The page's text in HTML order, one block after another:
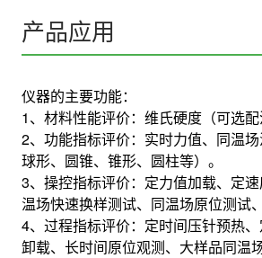
产品应用
仪器的主要功能：
1、材料性能评价：维氏硬度（可选
2、功能指标评价：实时力值、同温
球形、圆锥、锥形、圆柱等）。
3、操控指标评价：定力值加载、定
温场快速换样测试、同温场原位测试
4、过程指标评价：定时间压针预热
卸载、长时间原位观测、大样品同温